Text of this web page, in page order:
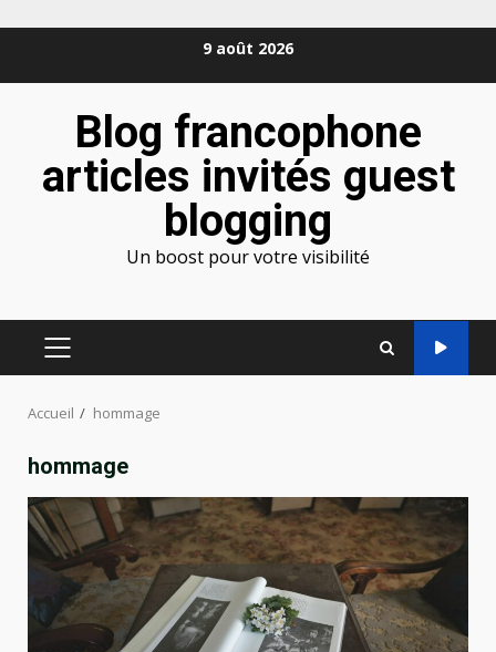
9 août 2026
Blog francophone
articles invités guest
blogging
Un boost pour votre visibilité
MENU
Accueil hommage
hommage